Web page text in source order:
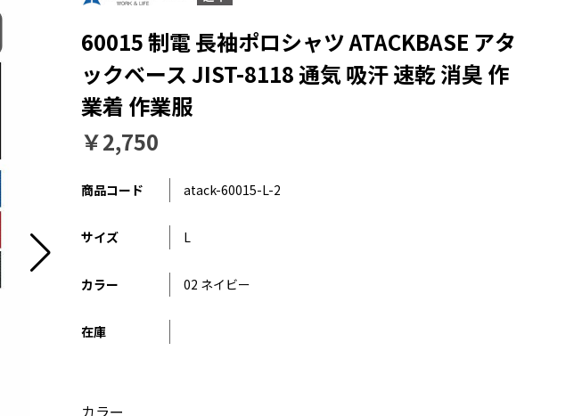
60015 制電 長袖ポロシャツ ATACKBASE アタ
ックベース JIST-8118 通気 吸汗 速乾 消臭 作
業着 作業服
￥2,750
商品コード atack-60015-L-2
サイズ L
カラー 02 ネイビー
在庫
カラー